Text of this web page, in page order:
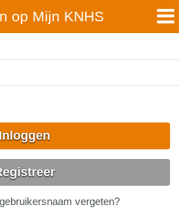
op Mijn KNHS
vergeten?